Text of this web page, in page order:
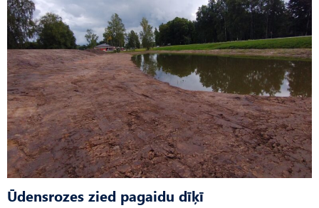
Ūdensrozes zied pagaidu dīķī